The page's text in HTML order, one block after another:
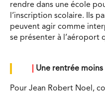
rendre dans une école
l’inscription scolaire. Ils
peuvent agir comme
se présenter à l’aéroport
Une rentrée moins
Pour Jean Robert Noel,